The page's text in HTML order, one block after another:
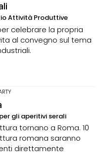
Attività Produttive
celebrare la propria
al convegno sul tema
gli aperitivi serali
tornano a Roma. 10
romana saranno
direttamente